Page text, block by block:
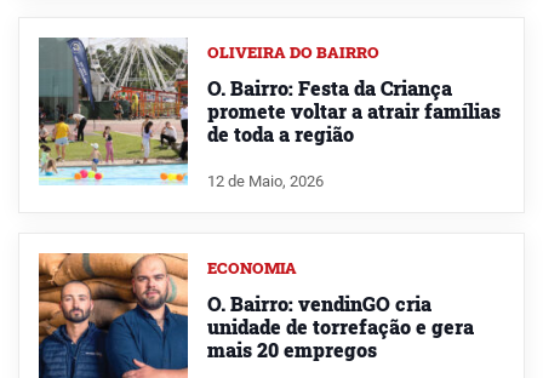
OLIVEIRA DO BAIRRO
O. Bairro: Festa da Criança
promete voltar a atrair famílias
de toda a região
12 de Maio, 2026
ECONOMIA
O. Bairro: vendinGO cria
unidade de torrefação e gera
mais 20 empregos